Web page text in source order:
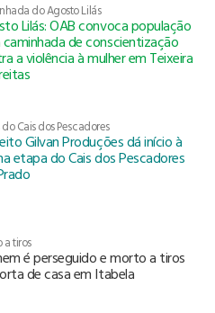
do Agosto Lilás
Lilás: OAB convoca população
de conscientização
a violência à mulher em Teixeira
Cais dos Pescadores
Gilvan Produções dá início à
etapa do Cais dos Pescadores
a tiros
é perseguido e morto a tiros
de casa em Itabela